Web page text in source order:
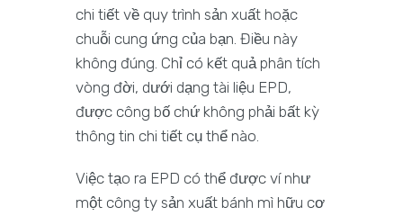
chi tiết về quy trình sản xuất hoặc
chuỗi cung ứng của bạn. Điều này
không đúng. Chỉ có kết quả phân tích
vòng đời, dưới dạng tài liệu EPD,
được công bố chứ không phải bất kỳ
thông tin chi tiết cụ thể nào.
Việc tạo ra EPD có thể được ví như
một công ty sản xuất bánh mì hữu cơ